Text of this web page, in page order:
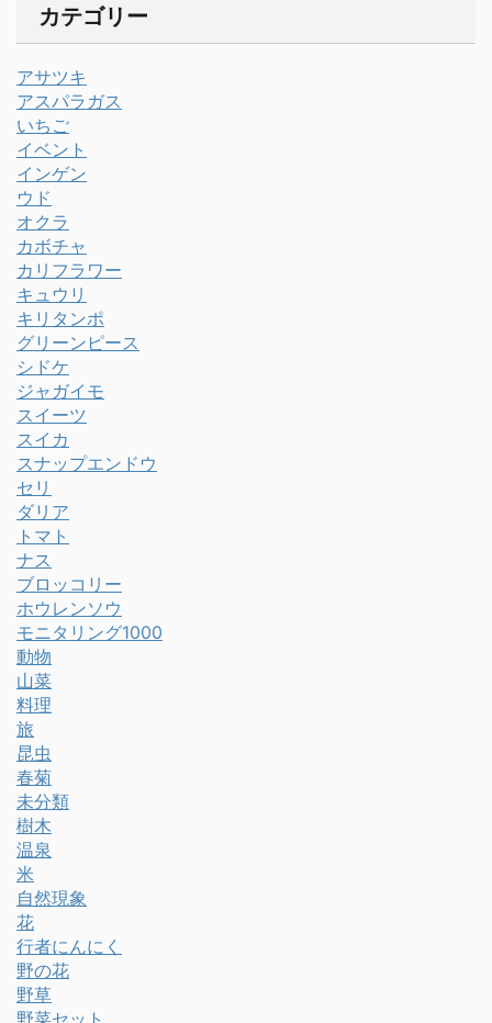
カテゴリー
アサツキ
アスパラガス
いちご
イベント
インゲン
ウド
オクラ
カボチャ
カリフラワー
キュウリ
キリタンポ
グリーンピース
シドケ
ジャガイモ
スイーツ
スイカ
スナップエンドウ
セリ
ダリア
トマト
ナス
ブロッコリー
ホウレンソウ
モニタリング1000
動物
山菜
料理
旅
昆虫
春菊
未分類
樹木
温泉
米
自然現象
花
行者にんにく
野の花
野草
野菜セット